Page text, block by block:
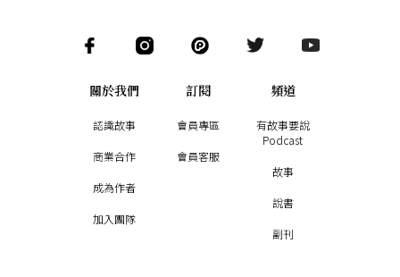
關於我們
認識故事
商業合作
成為作者
加入團隊
訂閱
會員專區
會員客服
頻道
有故事要說
Podcast
故事
說書
副刊